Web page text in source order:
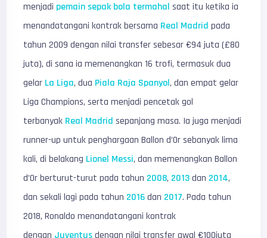
menjadi pemain sepak bola termahal saat itu ketika ia
menandatangani kontrak bersama Real Madrid pada
tahun 2009 dengan nilai transfer sebesar €94 juta (£80
juta), di sana ia memenangkan 16 trofi, termasuk dua
gelar La Liga, dua Piala Raja Spanyol, dan empat gelar
Liga Champions, serta menjadi pencetak gol
terbanyak Real Madrid sepanjang masa. Ia juga menjadi
runner-up untuk penghargaan Ballon d’Or sebanyak lima
kali, di belakang Lionel Messi, dan memenangkan Ballon
d’Or berturut-turut pada tahun 2008, 2013dan 2014,
dan sekali lagi pada tahun 2016dan 2017. Pada tahun
2018, Ronaldo menandatangani kontrak